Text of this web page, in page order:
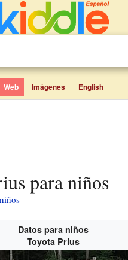
Web Imágenes English
para niños
Datos para niños
Toyota Prius